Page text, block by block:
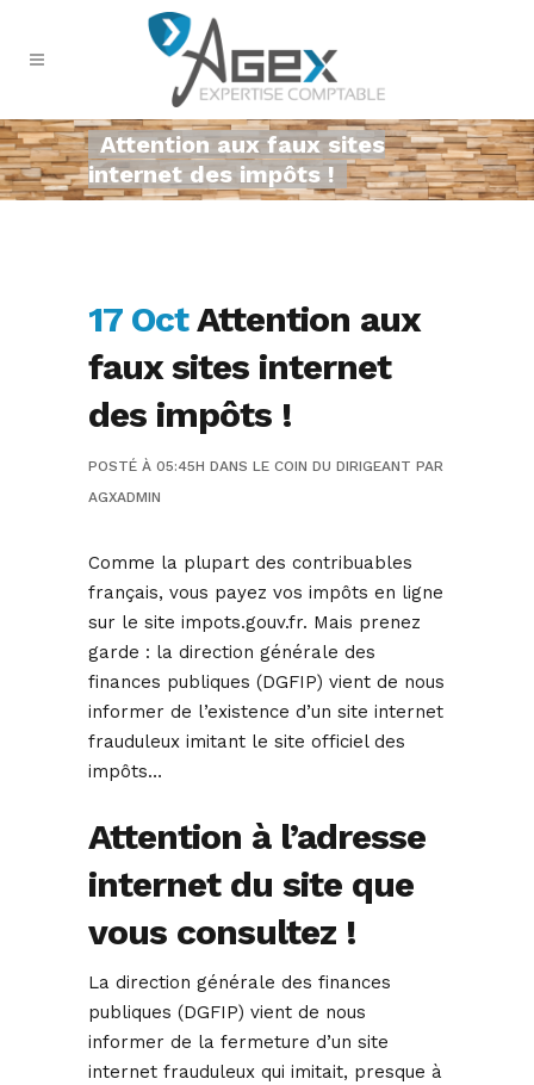
Attention aux faux sites
internet des impôts !
17 OctAttention aux
faux sites internet
des impôts !
POSTÉ À 05:45H DANS LE COIN DU DIRIGEANT PAR
AGXADMIN
Comme la plupart des contribuables
français, vous payez vos impôts en ligne
sur le site impots.gouv.fr. Mais prenez
garde : la direction générale des
finances publiques (DGFIP) vient de nous
informer de l’existence d’un site internet
frauduleux imitant le site officiel des
impôts…
Attention à l’adresse
internet du site que
vous consultez !
La direction générale des finances
publiques (DGFIP) vient de nous
informer de la fermeture d’un site
internet frauduleux qui imitait, presque à